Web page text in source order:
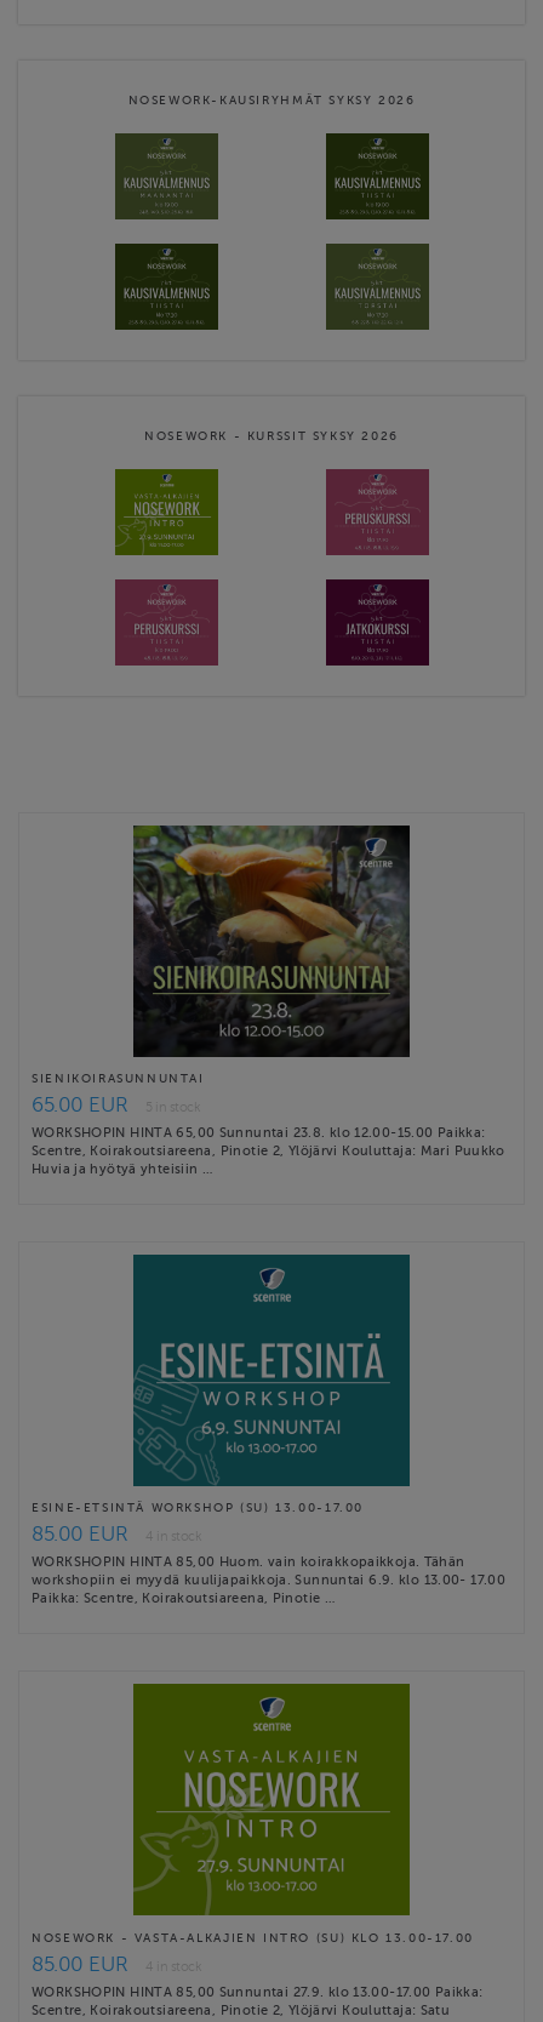
NOSEWORK-KAUSIRYHMÄT SYKSY 2026
NOSEWORK - KURSSIT SYKSY 2026
SIENIKOIRASUNNUNTAI
65.00 EUR
5 in stock
WORKSHOPIN HINTA 65,00 Sunnuntai 23.8. klo 12.00-15.00 Paikka:
Scentre, Koirakoutsiareena, Pinotie 2, Ylöjärvi Kouluttaja: Mari Puukko
Huvia ja hyötyä yhteisiin …
ESINE-ETSINTÄ WORKSHOP (SU) 13.00-17.00
85.00 EUR
4 in stock
WORKSHOPIN HINTA 85,00 Huom. vain koirakkopaikkoja. Tähän
workshopiin ei myydä kuulijapaikkoja. Sunnuntai 6.9. klo 13.00- 17.00
Paikka: Scentre, Koirakoutsiareena, Pinotie …
NOSEWORK - VASTA-ALKAJIEN INTRO (SU) KLO 13.00-17.00
85.00 EUR
4 in stock
WORKSHOPIN HINTA 85,00 Sunnuntai 27.9. klo 13.00-17.00 Paikka:
Scentre, Koirakoutsiareena, Pinotie 2, Ylöjärvi Kouluttaja: Satu